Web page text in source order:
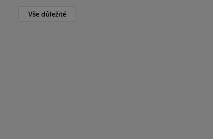
Vše důležité